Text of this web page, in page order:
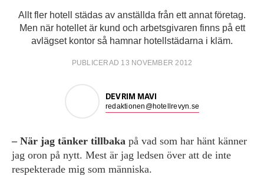
Allt fler hotell städas av anställda från ett annat företag.
Men när hotellet är kund och arbetsgivaren finns på ett
avlägset kontor så hamnar hotellstädarna i kläm.
PUBLICERAD 13 NOVEMBER 2012
DEVRIM MAVI
redaktionen@hotellrevyn.se
– När jag tänker tillbaka på vad som har hänt känner
jag oron på nytt. Mest är jag ledsen över att de inte
respekterade mig som människa.